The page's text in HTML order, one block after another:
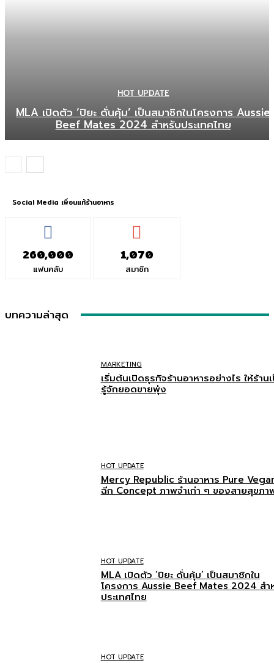
HOT UPDATE
MLA เปิดตัว ‘ปิยะ ดั่นคุ้ม’ เป็นสมาชิกในโครงการ Aussie
Beef Mates 2024 สำหรับประเทศไทย
Social Media เพื่อนแท้ร้านอาหาร
260,000
แฟนคลับ
1,070
สมาชิก
บทความล่าสุด
MARKETING
เริ่มต้นเปิดธุรกิจร้านอาหารอย่างไร ให้ร้าน
รู้จักยอดขายพุ่ง
HOT UPDATE
Mercy Republic ร้านอาหาร Pure
ฉีก Concept ภาพจำเก่า ๆ ของสายสุขภา
HOT UPDATE
MLA เปิดตัว ‘ปิยะ ดั่นคุ้ม’ เป็นสมาชิกใน
โครงการ Aussie Beef Mates 2024 สำ
ประเทศไทย
HOT UPDATE